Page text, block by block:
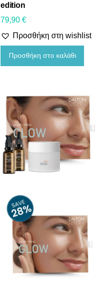
edition
79,90€
Προσθήκη στη wishlist
Προσθήκη στο καλάθι